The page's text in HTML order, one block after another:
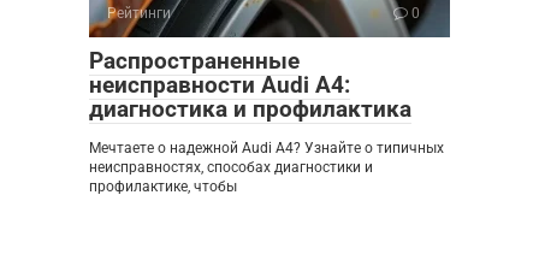
Рейтинги 0
Распространенные
неисправности Audi A4:
диагностика и профилактика
Мечтаете о надежной Audi A4? Узнайте о типичных
неисправностях, способах диагностики и
профилактике, чтобы